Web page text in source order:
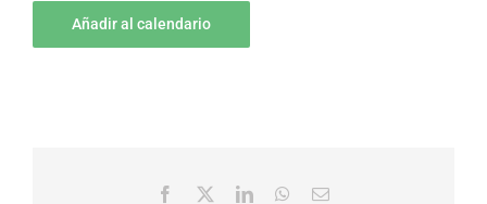
Añadir al calendario
Facebook LinkedInWhatsApp
Email